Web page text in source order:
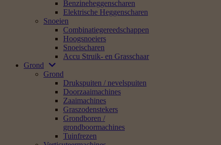
Benzineheggenscharen
Elektrische Heggenscharen
Snoeien
Combinatiegereedschappen
Hoogsnoeiers
Snoeischaren
Accu Struik- en Grasschaar
Grond
Grond
Drukspuiten / nevelspuiten
Doorzaaimachines
Zaaimachines
Graszodenstekers
Grondboren /
grondboormachines
Tuinfrezen